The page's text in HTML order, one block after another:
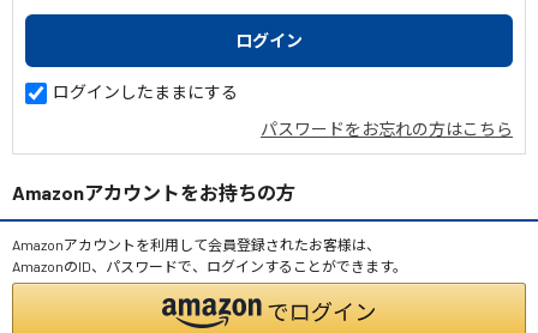
ログインしたままにする
パスワードをお忘れの方はこちら
Amazonアカウントをお持ちの方
Amazonアカウントを利用して会員登録されたお客様は、
AmazonのID、パスワードで、ログインすることができます。